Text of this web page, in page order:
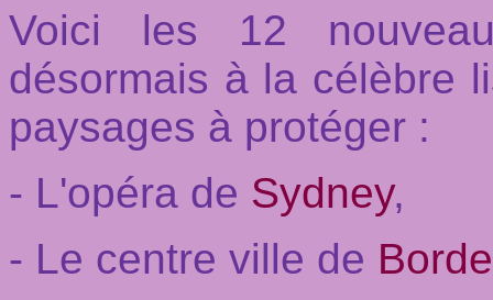
Voici les 12
désormais à la célèbre
paysages à protéger :
- L'opéra de Sydney,
- Le centre ville de